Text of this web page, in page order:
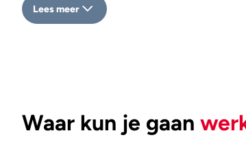
Lees meer
Waar kun je gaan